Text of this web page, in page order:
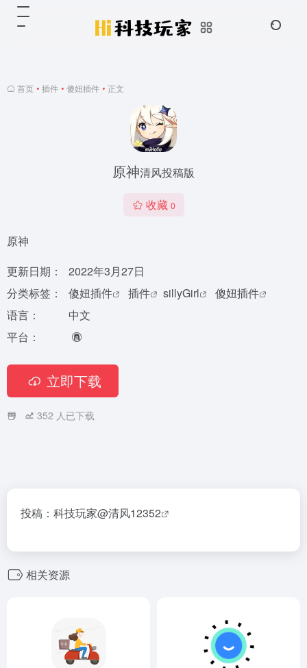
首页 • 插件 • 傻妞插件 • 正文
原神清风投稿版
收藏 0
原神
更新日期：
2022年3月27日
分类标签：
傻妞插件 插件 sillyGirl
傻妞插件
语言：
中文
平台：
立即下载
352 人已下载
投稿：科技玩家@清风12352
相关资源